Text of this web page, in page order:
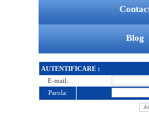
Blog
AUTENTIFICARE :
E-mail:
Parola: